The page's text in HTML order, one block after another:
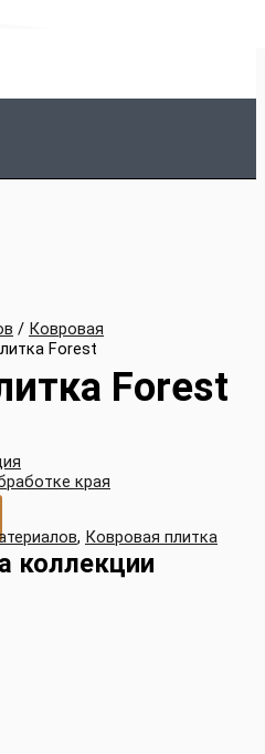
/ Ковровая
Forest
Forest
края
, Ковровая плитка
коллекции